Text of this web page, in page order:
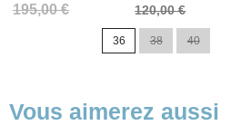
195,00 €
Prix
120,00 €
Prix
36 38 40
Vous aimerez aussi